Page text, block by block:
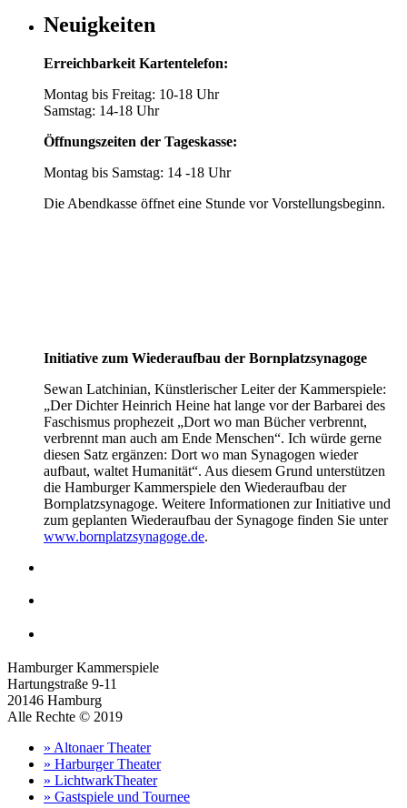
Neuigkeiten
Erreichbarkeit Kartentelefon:
Montag bis Freitag: 10-18 Uhr
Samstag: 14-18 Uhr
Öffnungszeiten der Tageskasse:
Montag bis Samstag: 14 -18 Uhr
Die Abendkasse öffnet eine Stunde vor Vorstellungsbeginn.
Initiative zum Wiederaufbau der Bornplatzsynagoge
Sewan Latchinian, Künstlerischer Leiter der Kammerspiele:
„Der Dichter Heinrich Heine hat lange vor der Barbarei des
Faschismus prophezeit „Dort wo man Bücher verbrennt,
verbrennt man auch am Ende Menschen“. Ich würde gerne
diesen Satz ergänzen: Dort wo man Synagogen wieder
aufbaut, waltet Humanität“. Aus diesem Grund unterstützen
die Hamburger Kammerspiele den Wiederaufbau der
Bornplatzsynagoge. Weitere Informationen zur Initiative und
zum geplanten Wiederaufbau der Synagoge finden Sie unter
www.bornplatzsynagoge.de.
Hamburger Kammerspiele
Hartungstraße 9-11
20146 Hamburg
Alle Rechte © 2019
» Altonaer Theater
» Harburger Theater
» LichtwarkTheater
» Gastspiele und Tournee